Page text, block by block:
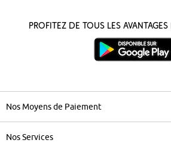
Profitez de tous les
Nos Moyens de Paiement
Nos Services